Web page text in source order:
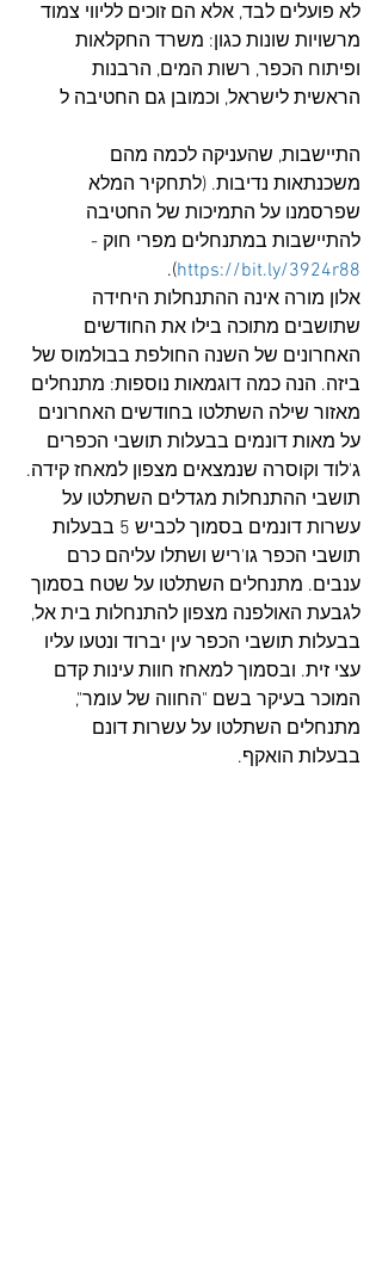
לא פועלים לבד, אלא הם זוכים לליווי צמוד
מרשויות שונות כגון: משרד החקלאות
ופיתוח הכפר, רשות המים, הרבנות
הראשית לישראל, וכמובן גם החטיבה ל
התיישבות, שהעניקה לכמה מהם
משכנתאות נדיבות. (לתחקיר המלא
שפרסמנו על התמיכות של החטיבה
להתיישבות במתנחלים מפרי חוק -
https://bit.ly/3924r88
).
אלון מורה אינה ההתנחלות היחידה
שתושבים מתוכה בילו את החודשים
האחרונים של השנה החולפת בבולמוס של
ביזה. הנה כמה דוגמאות נוספות: מתנחלים
מאזור שילה השתלטו בחודשים האחרונים
על מאות דונמים בבעלות תושבי הכפרים
ג'לוד וקוסרה שנמצאים מצפון למאחז קידה.
תושבי ההתנחלות מגדלים השתלטו על
עשרות דונמים בסמוך לכביש 5 בבעלות
תושבי הכפר גו'ריש ושתלו עליהם כרם
ענבים. מתנחלים השתלטו על שטח בסמוך
לגבעת האולפנה מצפון להתנחלות בית אל,
בבעלות תושבי הכפר עין יברוד ונטעו עליו
עצי זית. ובסמוך למאחז חוות עינות קדם
המוכר בעיקר בשם "החווה של עומר",
מתנחלים השתלטו על עשרות דונם
בבעלות הואקף.